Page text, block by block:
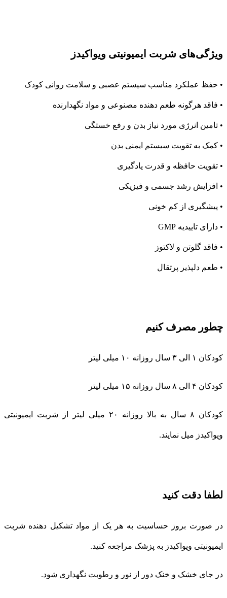
ویژگی‌های شربت ایمیونیتی ویواکیدز
• حفظ عملکرد مناسب سیستم عصبی و سلامت روانی کودک
• فاقد هرگونه طعم دهنده مصنوعى و مواد نگهدارنده
• تامین انرژی مورد نیاز بدن و رفع خستگی
• کمک به تقویت سیستم ایمنی بدن
• تقویت حافظه و قدرت یادگیری
• افزایش رشد جسمی و فیزیکی
• پیشگیری از کم خونی
• دارای تاییدیه GMP
• فاقد گلوتن و لاکتوز
• طعم دلپذیر پرتقال
چطور مصرف کنیم
کودکان ۱ الی ۳ سال روزانه ۱۰ میلی لیتر
کودکان ۴ الی ۸ سال روزانه ۱۵ میلی لیتر
کودکان ۸ سال به بالا روزانه ۲۰ میلی لیتر از شربت ایمیونیتی
ویواکیدز میل نمایند.
لطفا دقت کنید
در صورت بروز حساسیت به هر یک از مواد تشکیل دهنده شربت
ایمیونیتی ویواکیدز به پزشک مراجعه کنید.
در جای خشک و خنک دور از نور و رطوبت نگهداری شود.